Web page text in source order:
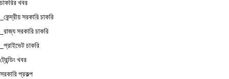
চাকরির খবর
_কেন্দ্রীয় সরকারি চাকরি
_রাজ্য সরকারি চাকরি
_প্রাইভেট চাকরি
ট্রেন্ডিং খবর
সরকারি প্রকল্প